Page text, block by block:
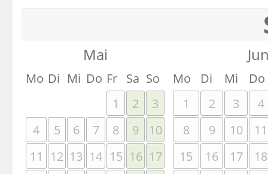
Mai
Mo Di Mi Do Fr Sa So
1
2
3
4
5 6 7 8 9
10
11
12 13 14 15 16 17
Mo Di Mi
Do
1
2 3
4
8
9 10
11
15
16 17
18